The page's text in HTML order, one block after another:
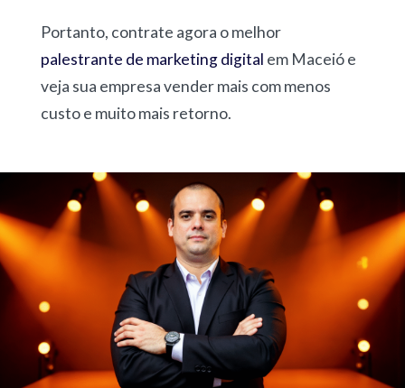
Portanto, contrate agora o melhor
palestrante de marketing digital em Maceió e
veja sua empresa vender mais com menos
custo e muito mais retorno.